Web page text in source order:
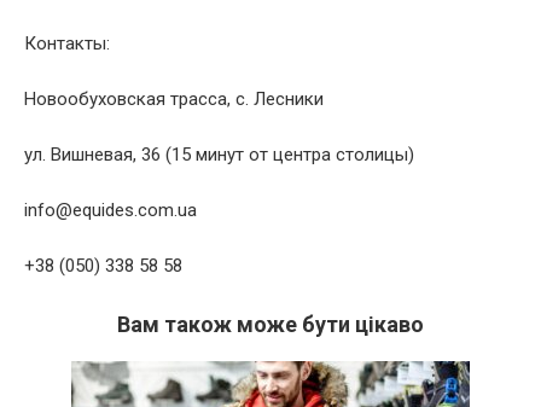
Контакты:
Новообуховская трасса, с. Лесники
ул. Вишневая, 36 (15 минут от центра столицы)
info@equides.com.ua
+38 (050) 338 58 58
Вам також може бути цікаво